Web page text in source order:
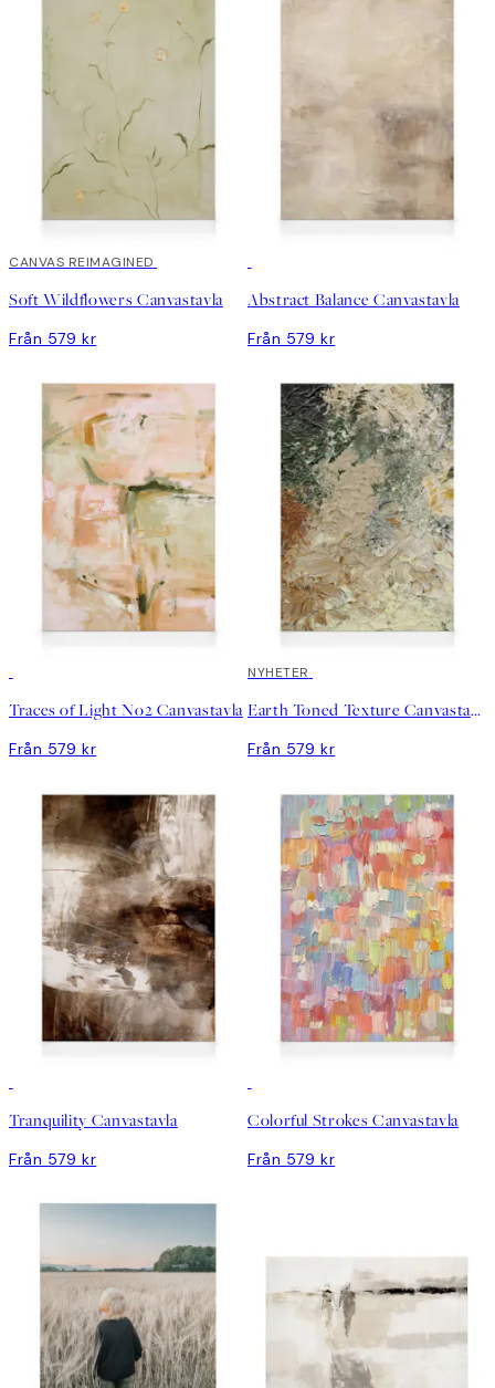
CANVAS REIMAGINED
Soft Wildflowers Canvastavla
Från 579 kr
Abstract Balance Canvastavla
Från 579 kr
Traces of Light No2 Canvastavla
Från 579 kr
NYHETER
Earth Toned Texture Canvastavla
Från 579 kr
Tranquility Canvastavla
Från 579 kr
Colorful Strokes Canvastavla
Från 579 kr